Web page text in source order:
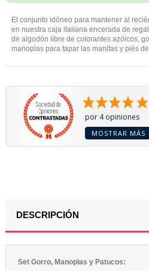
El conjunto idóneo para mantener al
en nuestra caja italiana encerada de
de algodón libre de colorantes azóicos,
manoplas para tapar las manitas y piés
por 4 opiniones
MOSTRAR MÁS
DESCRIPCIÓN
Set Gorro, Manoplas y Patucos: